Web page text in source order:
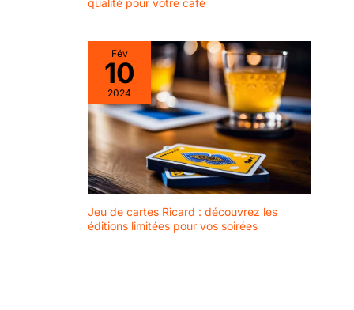
superbe ensemble théière
qualité pour votre café
Fév
10
2024
Jeu de cartes Ricard : découvrez les
éditions limitées pour vos soirées